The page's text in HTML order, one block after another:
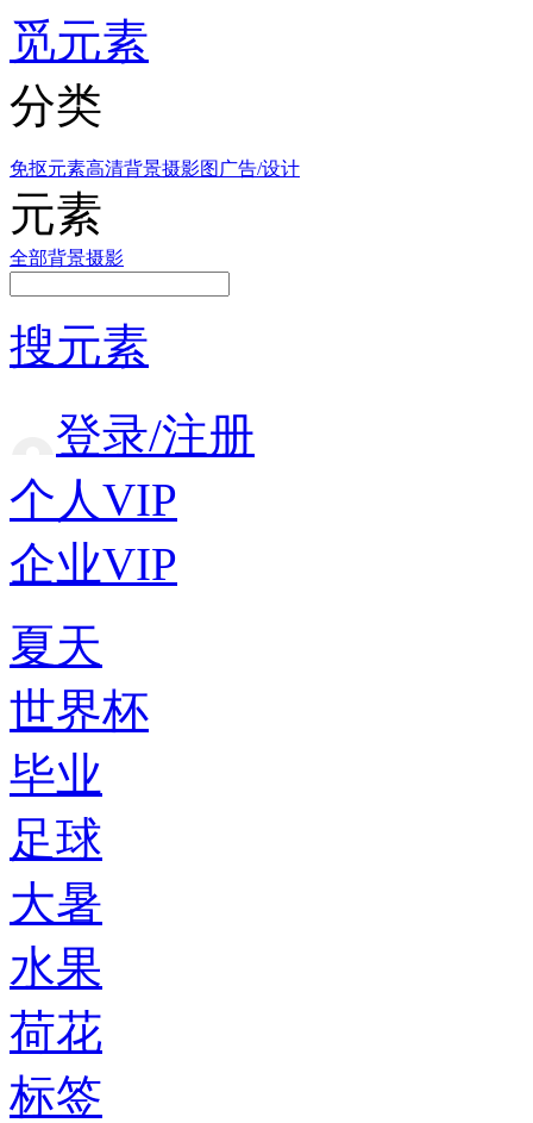
觅元素
分类
免抠元素高清背景摄影图 广告/设计
元素
全部背景摄影
搜元素
登录/注册
个人VIP
企业VIP
夏天
世界杯
毕业
足球
大暑
水果
荷花
标签